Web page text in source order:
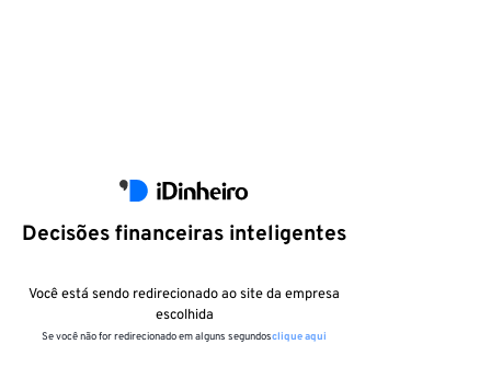
Decisões financeiras inteligentes
Você está sendo redirecionado ao site da empresa
escolhida
Se você não for redirecionado em alguns segundosclique aqui